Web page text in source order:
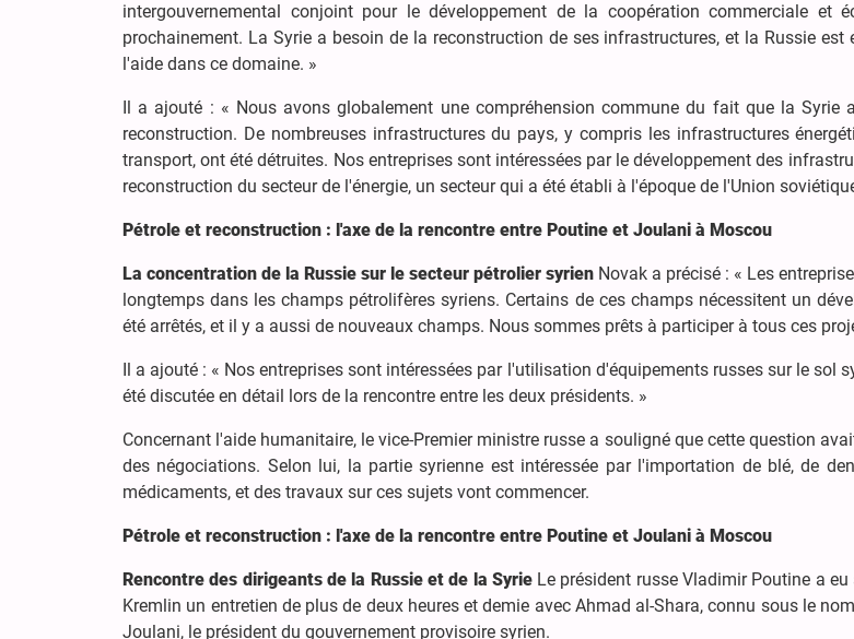
intergouvernemental conjoint pour le développement de la coopération commerciale et
prochainement. La Syrie a besoin de la reconstruction de ses infrastructures, et la Russie est
l'aide dans ce domaine. »
Il a ajouté : « Nous avons globalement une compréhension commune du fait que la Syrie
reconstruction. De nombreuses infrastructures du pays, y compris les infrastructures
transport, ont été détruites. Nos entreprises sont intéressées par le développement des
reconstruction du secteur de l'énergie, un secteur qui a été établi à l'époque de l'Union
Pétrole et reconstruction : l'axe de la rencontre entre Poutine et Joulani à Moscou
La concentration de la Russie sur le secteur pétrolier syrien Novak a précisé : « Les
longtemps dans les champs pétrolifères syriens. Certains de ces champs nécessitent un
été arrêtés, et il y a aussi de nouveaux champs. Nous sommes prêts à participer à tous ces
Il a ajouté : « Nos entreprises sont intéressées par l'utilisation d'équipements russes sur le sol
été discutée en détail lors de la rencontre entre les deux présidents. »
Concernant l'aide humanitaire, le vice-Premier ministre russe a souligné que cette question
des négociations. Selon lui, la partie syrienne est intéressée par l'importation de blé, de
médicaments, et des travaux sur ces sujets vont commencer.
Pétrole et reconstruction : l'axe de la rencontre entre Poutine et Joulani à Moscou
Rencontre des dirigeants de la Russie et de la SyrieLe président russe Vladimir Poutine a
Kremlin un entretien de plus de deux heures et demie avec Ahmad al-Shara, connu sous le
Joulani, le président du gouvernement provisoire syrien.